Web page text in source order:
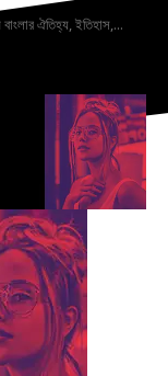
ঐতিহ্য, ইতিহাস,...